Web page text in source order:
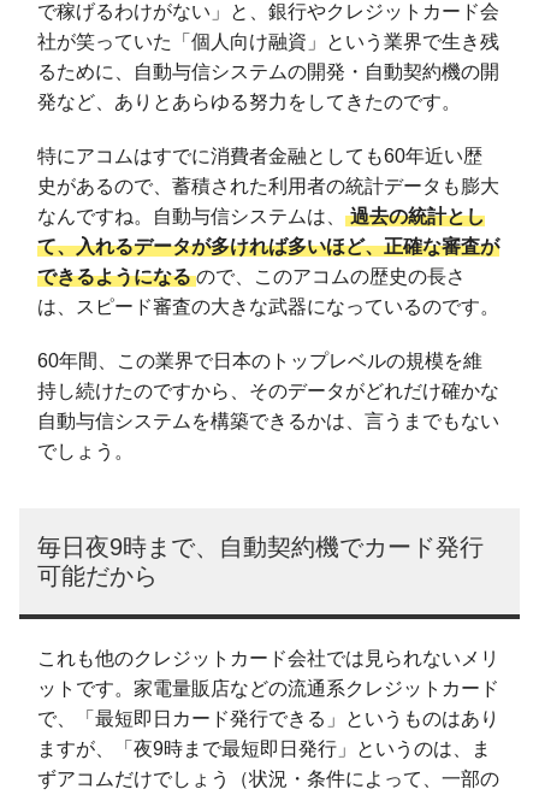
で稼げるわけがない」と、銀行やクレジットカード会
社が笑っていた「個人向け融資」という業界で生き残
るために、自動与信システムの開発・自動契約機の開
発など、ありとあらゆる努力をしてきたのです。
特にアコムはすでに消費者金融としても60年近い歴
史があるので、蓄積された利用者の統計データも膨大
なんですね。自動与信システムは、 過去の統計とし
て、入れるデータが多ければ多いほど、正確な審査が
できるようになる ので、このアコムの歴史の長さ
は、スピード審査の大きな武器になっているのです。
60年間、この業界で日本のトップレベルの規模を維
持し続けたのですから、そのデータがどれだけ確かな
自動与信システムを構築できるかは、言うまでもない
でしょう。
毎日夜9時まで、自動契約機でカード発行
可能だから
これも他のクレジットカード会社では見られないメリ
ットです。家電量販店などの流通系クレジットカード
で、「最短即日カード発行できる」というものはあり
ますが、「夜9時まで最短即日発行」というのは、ま
ずアコムだけでしょう（状況・条件によって、一部の